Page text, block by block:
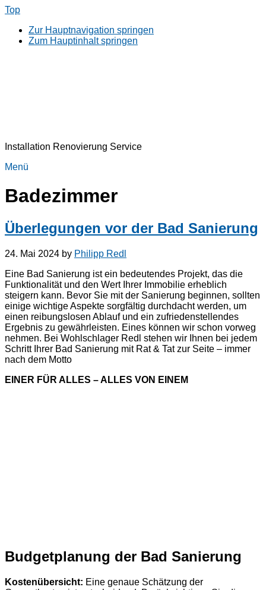
Top
Zur Hauptnavigation springen
Zum Hauptinhalt springen
Installation Renovierung Service
Menü
Badezimmer
Überlegungen vor der Bad Sanierung
24. Mai 2024 by Philipp Redl
Eine Bad Sanierung ist ein bedeutendes Projekt, das die
Funktionalität und den Wert Ihrer Immobilie erheblich
steigern kann. Bevor Sie mit der Sanierung beginnen, sollten
einige wichtige Aspekte sorgfältig durchdacht werden, um
einen reibungslosen Ablauf und ein zufriedenstellendes
Ergebnis zu gewährleisten. Eines können wir schon vorweg
nehmen. Bei Wohlschlager Redl stehen wir Ihnen bei jedem
Schritt Ihrer Bad Sanierung mit Rat & Tat zur Seite – immer
nach dem Motto
EINER FÜR ALLES – ALLES VON EINEM
Budgetplanung der Bad Sanierung
Kostenübersicht: Eine genaue Schätzung der